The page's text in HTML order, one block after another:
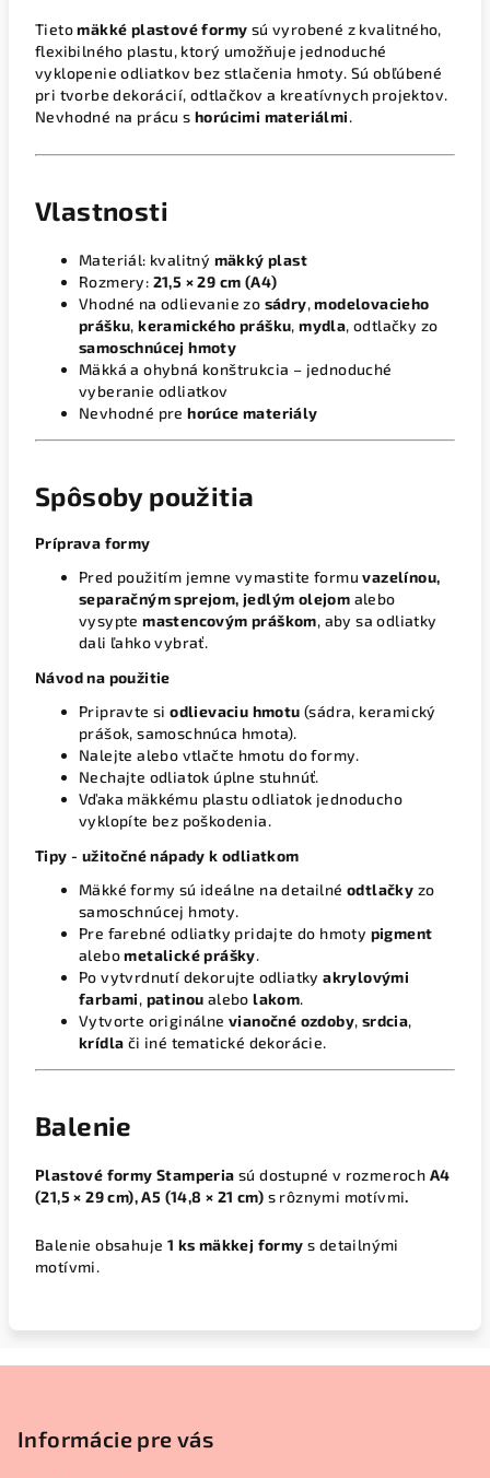
Tietomäkké plastové formy sú vyrobené z kvalitného,
flexibilného plastu, ktorý umožňuje jednoduché
vyklopenie odliatkov bez stlačenia hmoty. Sú obľúbené
pri tvorbe dekorácií, odtlačkov a kreatívnych projektov.
Nevhodné na prácu s horúcimi materiálmi.
Vlastnosti
Materiál: kvalitný mäkký plast
Rozmery: 21,5 × 29 cm (A4)
Vhodné na odlievanie zo sádry,modelovacieho
prášku,keramického prášku,mydla, odtlačky zo
samoschnúcej hmoty
Mäkká a ohybná konštrukcia – jednoduché
vyberanie odliatkov
Nevhodné prehorúce materiály
Spôsoby použitia
Príprava formy
Pred použitím jemne vymastite formuvazelínou,
separačným sprejom, jedlým olejom alebo
vysyptemastencovým práškom, aby sa odliatky
dali ľahko vybrať.
Návod na použitie
Pripravte siodlievaciu hmotu (sádra, keramický
prášok, samoschnúca hmota).
Nalejte alebo vtlačte hmotu do formy.
Nechajte odliatok úplne stuhnúť.
Vďaka mäkkému plastu odliatok jednoducho
vyklopíte bez poškodenia.
Tipy - užitočné nápady k odliatkom
Mäkké formy sú ideálne na detailné odtlačky zo
samoschnúcej hmoty.
Pre farebné odliatky pridajte do hmoty pigment
alebometalické prášky.
Po vytvrdnutí dekorujte odliatkyakrylovými
farbami, patinou alebolakom.
Vytvorte originálne vianočné ozdoby, srdcia,
krídla či iné tematické dekorácie.
Balenie
Plastové formy Stamperia sú dostupné v rozmeroch A4
(21,5 × 29 cm), A5 (14,8 × 21 cm) s rôznymi motívmi.
Balenie obsahuje 1 ks mäkkej formy s detailnými
motívmi.
Informácie pre vás